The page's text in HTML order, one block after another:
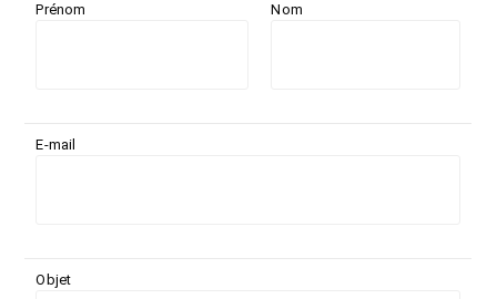
Prénom Nom
E-mail
Objet